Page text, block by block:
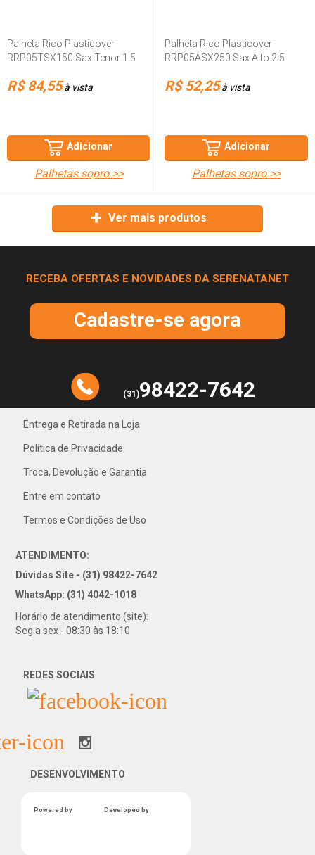
Palheta Rico Plasticover
RRP05TSX150 Sax Tenor 1.5
R$ 84,55à vista
Adicionar
palhetas sopro >>
Palheta Rico Plasticover
RRP05ASX250 Sax Alto 2.5
R$ 52,25à vista
Adicionar
palhetas sopro >>
Ver mais produtos
RECEBA OFERTAS E NOVIDADES DA SERENATANET
Cadastre-se agora
(31)98422-7642
4042-1018
Entrega e Retirada na Loja
Política de Privacidade
Troca, Devolução e Garantia
Entre em contato
Termos e Condições de Uso
ATENDIMENTO:
Dúvidas Site - (31) 98422-7642
WhatsApp: (31) 4042-1018
Horário de atendimento (site):
Seg.a sex - 08:30 às 18:10
REDES SOCIAIS
DESENVOLVIMENTO
Powered by Developed by